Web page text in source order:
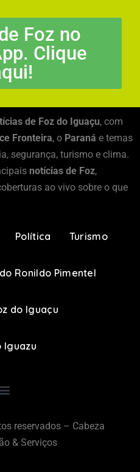
Foz no
Clique
de Foz do Iguaçu, com
Fronteira, o Paraná e temas
segurança, turismo e clima.
notícias de Foz,
ao vivo sobre o que
Política Turismo
Ronildo Pimentel
do Iguaçu
Iguazu
reservados – Cabeza
& Serviços​